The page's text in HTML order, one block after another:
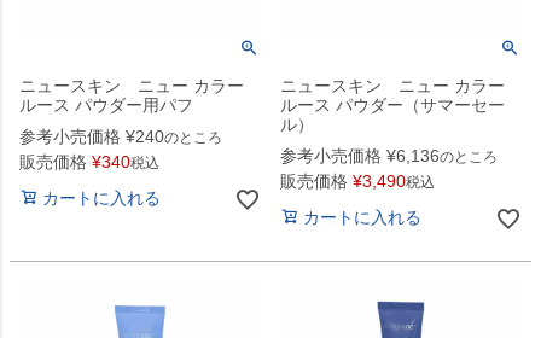
ニュースキン ニュー カラー
ルース パウダー用パフ
参考小売価格 ¥240のところ
販売価格 ¥340税込
カートに入れる
ニュースキン ニュー カラー
ルース パウダー（サマーセー
ル）
参考小売価格 ¥6,136のところ
販売価格 ¥3,490税込
カートに入れる